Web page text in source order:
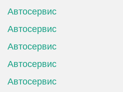
Автосервис
Автосервис
Автосервис
Автосервис
Автосервис